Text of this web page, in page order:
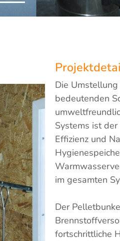
Die
bedeutenden
Systems ist
Effizienz und
im gesamten
Der
fortschrittliche